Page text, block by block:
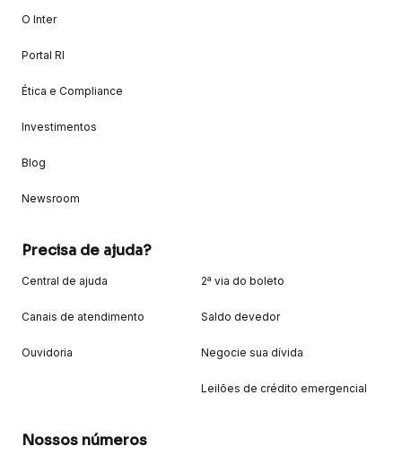
O Inter
Portal RI
Ética e Compliance
Investimentos
Blog
Newsroom
Precisa de ajuda?
Central de ajuda
Canais de atendimento
Ouvidoria
2ª via do boleto
Saldo devedor
Negocie sua dívida
Leilões de crédito emergencial
Nossos números